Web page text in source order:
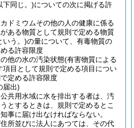
下同じ。 )についての次に掲げる許
ドミウムその他の人の健康に係る
ある物質として規則で定める物質
いう。)の量について、有毒物質の
る許容限度
他の水の汚染状態(有害物質による
項目として規則で定める項目につい
定める許容限度
届出)
共用水域に水を排出する者は、汚
とするときは、規則で定めるとこ
事に届け出なければならない。
所並びに法人にあつては、その代